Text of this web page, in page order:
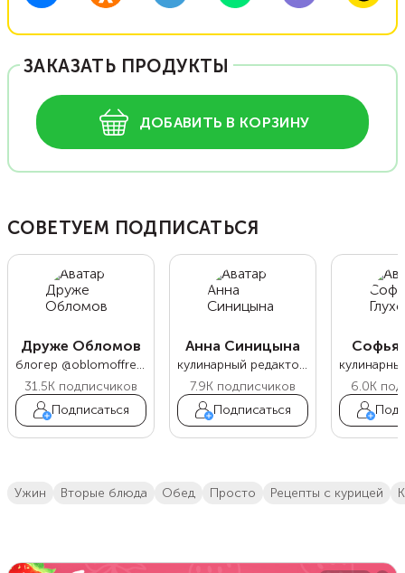
ЗАКАЗАТЬ ПРОДУКТЫ
ДОБАВИТЬ В КОРЗИНУ
СОВЕТУЕМ ПОДПИСАТЬСЯ
Друже Обломов
блогер @oblomoffrecipe
31.5K подписчиков
Подписаться
Анна Синицына
кулинарный редактор Food.ru
7.9K подписчиков
Подписаться
Софья
6.0K
ужин вторые блюда обед просто Рецепты с курицей